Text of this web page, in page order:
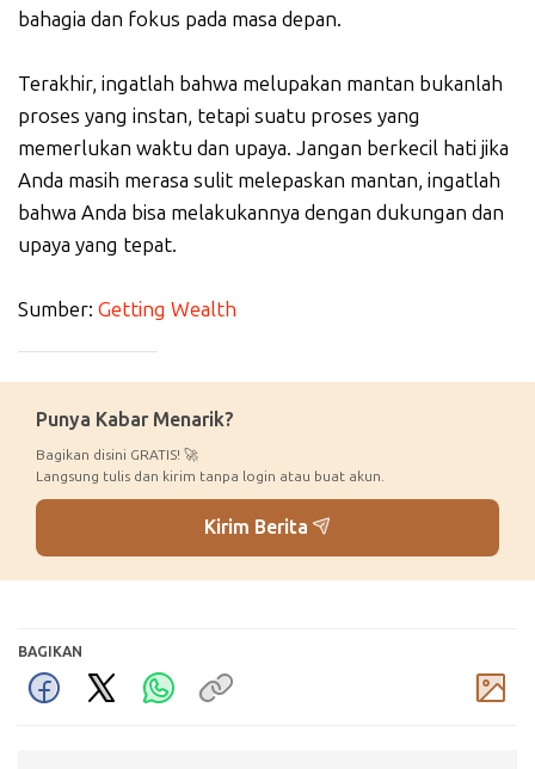
bahagia dan fokus pada masa depan.
Terakhir, ingatlah bahwa melupakan mantan bukanlah
proses yang instan, tetapi suatu proses yang
memerlukan waktu dan upaya. Jangan berkecil hati jika
Anda masih merasa sulit melepaskan mantan, ingatlah
bahwa Anda bisa melakukannya dengan dukungan dan
upaya yang tepat.
Sumber: Getting Wealth
Punya Kabar Menarik?
Bagikan disini GRATIS! 🚀
Langsung tulis dan kirim tanpa login atau buat akun.
Kirim Berita
BAGIKAN